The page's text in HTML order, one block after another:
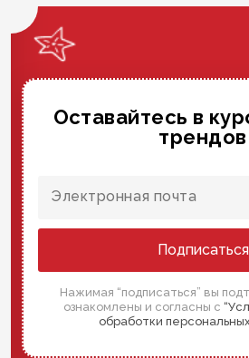
Оставайтесь в
трендов
Подписаться
Нажимая “подписаться” вы
ознакомлены и согласны с
обработки